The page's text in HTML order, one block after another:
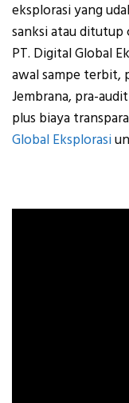
eksplorasi yang
sanksi atau ditutup
PT. Digital Global
awal sampe terbit,
Jembrana, pra-
plus biaya
Global Eksplorasi